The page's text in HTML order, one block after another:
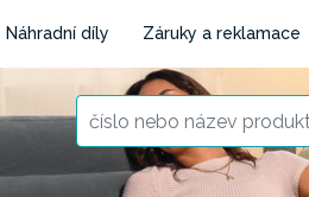
Náhradní díly Záruky a reklamace